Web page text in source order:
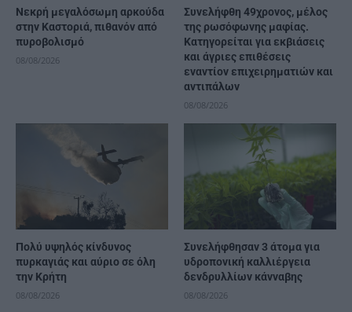
Νεκρή μεγαλόσωμη αρκούδα
στην Καστοριά, πιθανόν από
πυροβολισμό
08/08/2026
Συνελήφθη 49χρονος, μέλος
της ρωσόφωνης μαφίας.
Κατηγορείται για εκβιάσεις
και άγριες επιθέσεις
εναντίον επιχειρηματιών και
αντιπάλων
08/08/2026
Πολύ υψηλός κίνδυνος
πυρκαγιάς και αύριο σε όλη
την Κρήτη
08/08/2026
Συνελήφθησαν 3 άτομα για
υδροπονική καλλιέργεια
δενδρυλλίων κάνναβης
08/08/2026